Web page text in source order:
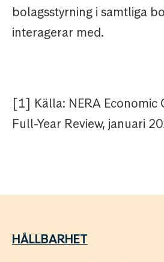
bolagsstyrning i samtliga
interagerar med.
[1] Källa: NERA Economic
Full-Year Review, januari
HÅLLBARHET